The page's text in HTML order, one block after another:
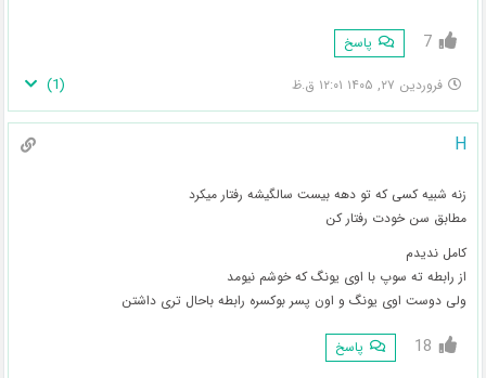
7 پاسخ
فروردین ۲۷, ۱۴۰۵ ۱۲:۰۱ ق.ظ (
1
)
H
زنه شبیه کسی که تو دهه بیست سالگیشه رفتار میکرد
مطابق سن خودت رفتار کن
کامل ندیدم
از رابطه ته سوپ با اوی یونگ که خوشم نیومد
ولی دوست اوی یونگ و اون پسر بوکسره رابطه باحال تری داشتن
18 پاسخ